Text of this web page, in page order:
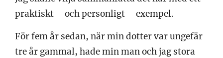
praktiskt – och personligt – exempel.
För fem år sedan, när min dotter var ungefär
tre år gammal, hade min man och jag stora